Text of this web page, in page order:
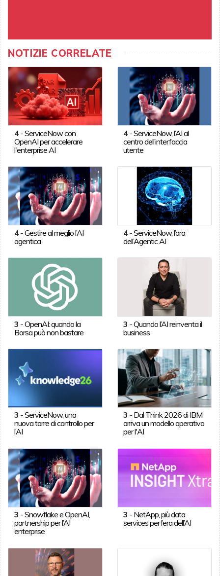
NOTIZIE CORRELATE
4-ServiceNow con
OpenAI per accelerare
l'enterprise AI
4-ServiceNow, l’AI al
centro dell’interfaccia
utente
4-Gestire al meglio l’AI
agentica
4-ServiceNow, l’ora
dell’Agentic AI
3 -OpenAI: quando la
Borsa può non bastare
3 -Quando l’AI reinventa il
business
3 -ServiceNow, una
nuova torre di controllo per
l’AI
3 - Dal Think 2026 di IBM
arriva un modello operativo
per l'AI
3 -Snowflake e OpenAI,
partnership per l’AI
enterprise
3 - NetApp, più data
services per l’era dell’AI